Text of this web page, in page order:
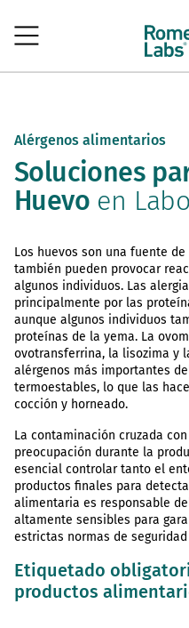
Alérgenos alimentarios
Soluciones
Huevoen
Los huevos son una fuente
también pueden provocar
algunos individuos. Las
principalmente por las
aunque algunos individuos
proteínas de la yema. La
ovotransferrina, la lisozima y
alérgenos más importantes
termoestables, lo que las
cocción y horneado.
La contaminación cruzada
preocupación durante la
esencial controlar tanto el
productos finales para
alimentaria es responsable
altamente sensibles para
estrictas normas de
Etiquetado
productos